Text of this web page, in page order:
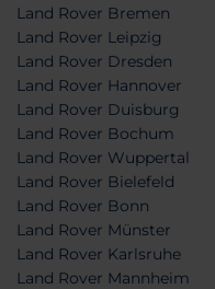
Land Rover Bremen
Land Rover Leipzig
Land Rover Dresden
Land Rover Hannover
Land Rover Duisburg
Land Rover Bochum
Land Rover Wuppertal
Land Rover Bielefeld
Land Rover Bonn
Land Rover Münster
Land Rover Karlsruhe
Land Rover Mannheim